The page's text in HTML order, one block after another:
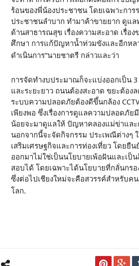
ร้อนของพี่น้องประชาชน โดยเฉพาะการ
ประชาชนลำบาก ทำมาค้าขายยาก ดูแ
ด้านสาธารณสุข เรื่องความสะอาด เรื่อง
ศึกษา การแก้ปัญหาน้ำท่วมขังและอีกหลา
ดำเนินการ”นายชาตรี กล่าวและว่า
การจัดทำงบประมาณก็จะแบ่งออกเป็น 3
และระยะยาว ถนนต้องสะอาด ขยะต้อง
ระบบความปลอดภัยต้องดีขึ้นกล้อง
เพียงพอ ซึ่งเรื่องการดูแลความปลอดภัย
น้อยจะมาดูแลให้ ปัญหาคลองแม่ข่าและ
นอกจากนี้จะจัดกิจกรรม ประเพณีต่างๆ
เสริมเศรษฐกิจและการท่องเที่ยว โดยยื
ออกมาไม่ใช่เป็นนโยบายเพ้อฝันและเป็
สอบได้ โดยเฉพาะได้นโยบายที่กลั่นกร
ซึ่งต่อไปเชียงใหม่จะคือสวรรค์สำหรับค
โลก.